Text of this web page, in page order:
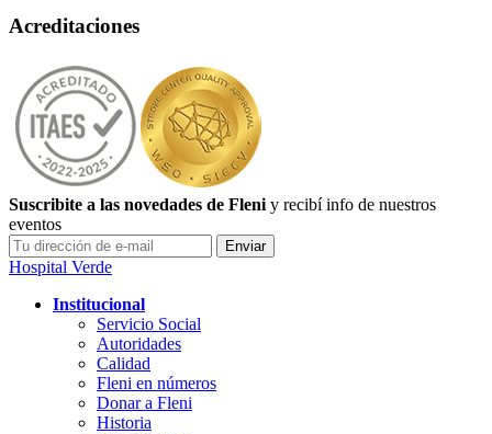
Acreditaciones
Suscribite a las novedades de Fleni y recibí info de nuestros
eventos
Hospital Verde
Institucional
Servicio Social
Autoridades
Calidad
Fleni en números
Donar a Fleni
Historia